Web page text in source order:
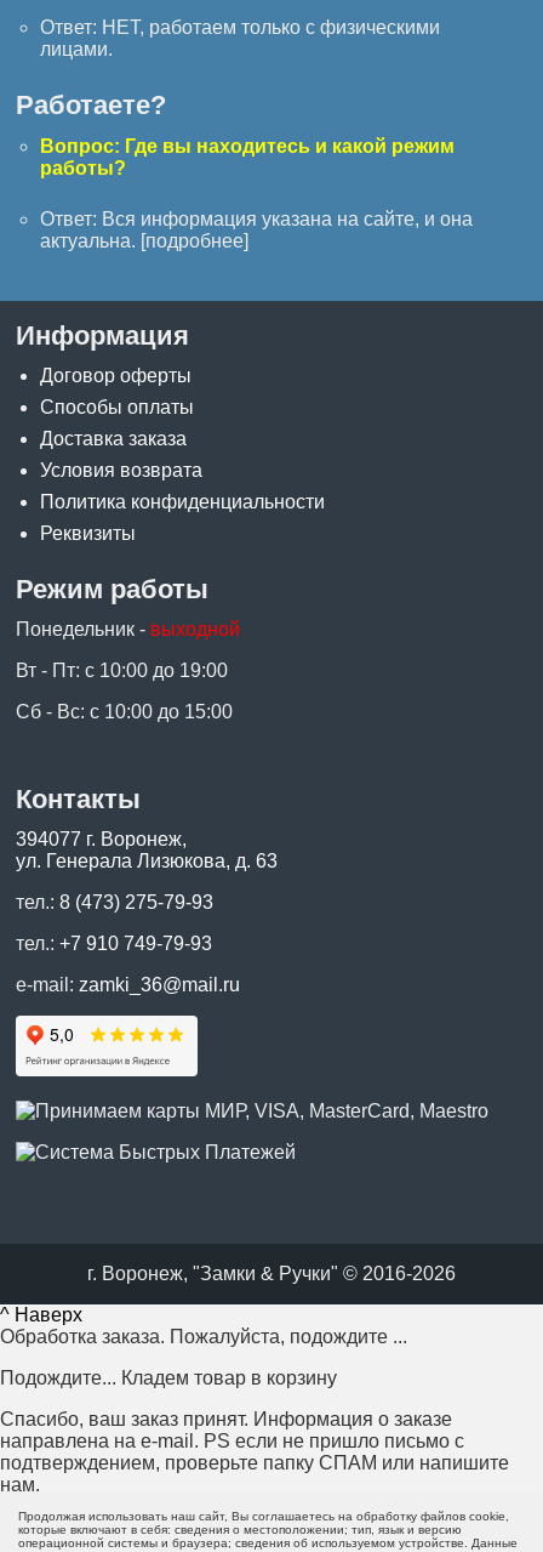
Ответ: НЕТ, работаем только с физическими
лицами.
Работаете?
Вопрос: Где вы находитесь и какой режим
работы?
Ответ: Вся информация указана на сайте, и она
актуальна. [подробнее]
Информация
Договор оферты
Способы оплаты
Доставка заказа
Условия возврата
Политика конфиденциальности
Реквизиты
Режим работы
Понедельник - выходной
Вт - Пт: с 10:00 до 19:00
Сб - Вс: с 10:00 до 15:00
Контакты
394077 г. Воронеж,
ул. Генерала Лизюкова, д. 63
тел.:8 (473) 275-79-93
тел.:+7 910 749-79-93
e-mail: zamki_36@mail.ru
г. Воронеж, "Замки & Ручки" © 2016-2026
Продолжая использовать наш сайт, Вы соглашаетесь на обработку файлов cookie,
которые включают в себя: сведения о местоположении; тип, язык и версию
операционной системы и браузера; сведения об используемом устройстве. Данные
^ Наверх
Обработка заказа. Пожалуйста, подождите ...
Подождите... Кладем товар в корзину
Спасибо, ваш заказ принят. Информация о заказе
направлена на e-mail. PS если не пришло письмо с
подтверждением, проверьте папку СПАМ или напишите
нам.
Возникла проблема с отправкой заказа. Пожалуйста,
попробуйте еще раз или напишите нам.